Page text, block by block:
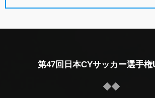
第47回日本CYサッカー選手権